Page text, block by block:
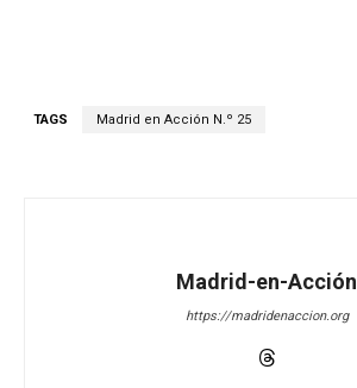
TAGS Madrid en Acción N.º 25
Madrid-en-Acción
https://madridenaccion.org